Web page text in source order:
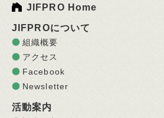
JIFPRO Home
JIFPROについて
組織概要
アクセス
Facebook
Newsletter
活動案内